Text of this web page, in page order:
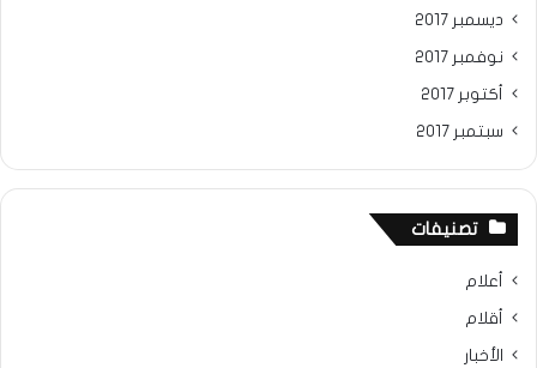
ديسمبر 2017
نوفمبر 2017
أكتوبر 2017
سبتمبر 2017
تصنيفات
أعلام
أقلام
الأخبار